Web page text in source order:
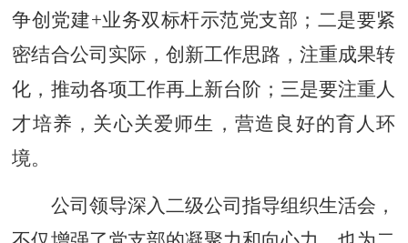
争创党建+业务双标杆示范党支部；二是要紧
密结合公司实际，创新工作思路，注重成果转
化，推动各项工作再上新台阶；三是要注重人
才培养，关心关爱师生，营造良好的育人环
境。
公司领导深入二级公司指导组织生活会，